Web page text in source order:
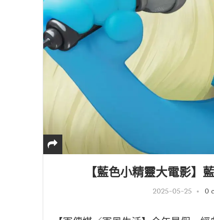
【藍色小精靈大電影】
2025-05-25 0